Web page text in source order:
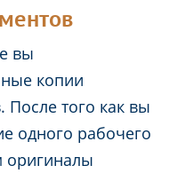
вы
копии
После того как вы
одного рабочего
оригиналы